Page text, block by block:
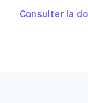
Consulter la
English